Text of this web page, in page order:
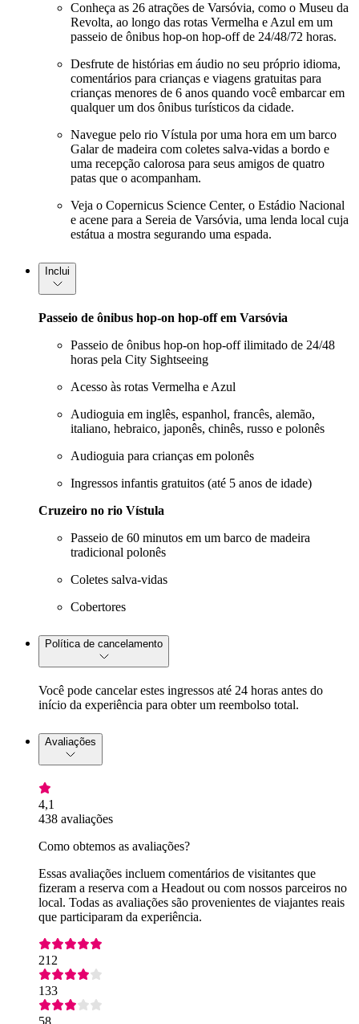
Conheça as 26 atrações de Varsóvia, como o Museu da
Revolta, ao longo das rotas Vermelha e Azul em um
passeio de ônibus hop-on hop-off de 24/48/72 horas.
Desfrute de histórias em áudio no seu próprio idioma,
comentários para crianças e viagens gratuitas para
crianças menores de 6 anos quando você embarcar em
qualquer um dos ônibus turísticos da cidade.
Navegue pelo rio Vístula por uma hora em um barco
Galar de madeira com coletes salva-vidas a bordo e
uma recepção calorosa para seus amigos de quatro
patas que o acompanham.
Veja o Copernicus Science Center, o Estádio Nacional
e acene para a Sereia de Varsóvia, uma lenda local cuja
estátua a mostra segurando uma espada.
Inclui
Passeio de ônibus hop-on hop-off em Varsóvia
Passeio de ônibus hop-on hop-off ilimitado de 24/48
horas pela City Sightseeing
Acesso às rotas Vermelha e Azul
Audioguia em inglês, espanhol, francês, alemão,
italiano, hebraico, japonês, chinês, russo e polonês
Audioguia para crianças em polonês
Ingressos infantis gratuitos (até 5 anos de idade)
Cruzeiro no rio Vístula
Passeio de 60 minutos em um barco de madeira
tradicional polonês
Coletes salva-vidas
Cobertores
Política de cancelamento
Você pode cancelar estes ingressos até 24 horas antes do
início da experiência para obter um reembolso total.
Avaliações
4,1
438 avaliações
Como obtemos as avaliações?
Essas avaliações incluem comentários de visitantes que
fizeram a reserva com a Headout ou com nossos parceiros no
local. Todas as avaliações são provenientes de viajantes reais
que participaram da experiência.
212
133
58